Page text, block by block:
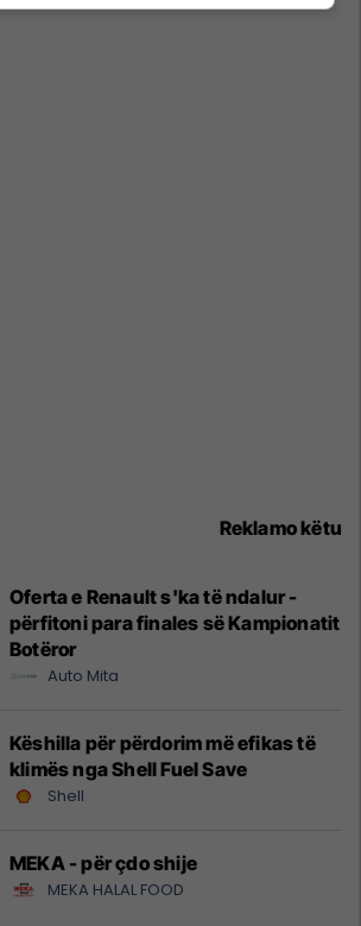
Reklamo këtu
Oferta e Renault s'ka të ndalur -
përfitoni para finales së Kampionatit
Botëror
Auto Mita
Këshilla për përdorim më efikas të
klimës nga Shell Fuel Save
Shell
MEKA - për çdo shije
MEKA HALAL FOOD